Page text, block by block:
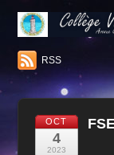
RSS
OCT
4
2023